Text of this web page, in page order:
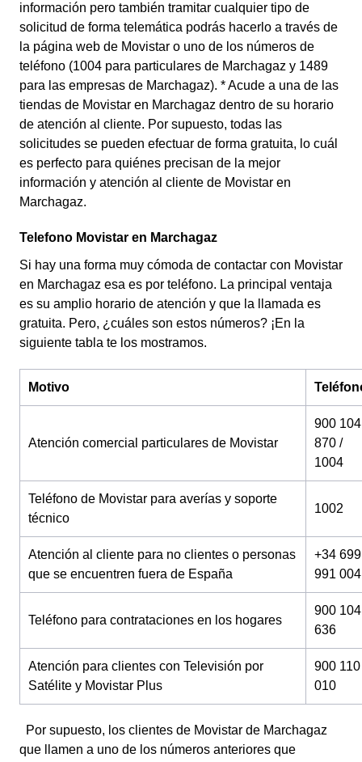
información pero también tramitar cualquier tipo de
solicitud de forma telemática podrás hacerlo a través de
la página web de Movistar o uno de los números de
teléfono (1004 para particulares de Marchagaz y 1489
para las empresas de Marchagaz). * Acude a una de las
tiendas de Movistar en Marchagaz dentro de su horario
de atención al cliente. Por supuesto, todas las
solicitudes se pueden efectuar de forma gratuita, lo cuál
es perfecto para quiénes precisan de la mejor
información y atención al cliente de Movistar en
Marchagaz.
Telefono Movistar en Marchagaz
Si hay una forma muy cómoda de contactar con Movistar
en Marchagaz esa es por teléfono. La principal ventaja
es su amplio horario de atención y que la llamada es
gratuita. Pero, ¿cuáles son estos números? ¡En la
siguiente tabla te los mostramos.
Motivo
Atención comercial particulares de Movistar
900 104
870 /
1004
Teléfono de Movistar para averías y soporte
técnico
1002
Atención al cliente para no clientes o personas
que se encuentren fuera de España
+34 699
991 004
Teléfono para contrataciones en los hogares
900 104
636
Atención para clientes con Televisión por
Satélite y Movistar Plus
900 110
010
Por supuesto, los clientes de Movistar de Marchagaz
que llamen a uno de los números anteriores que